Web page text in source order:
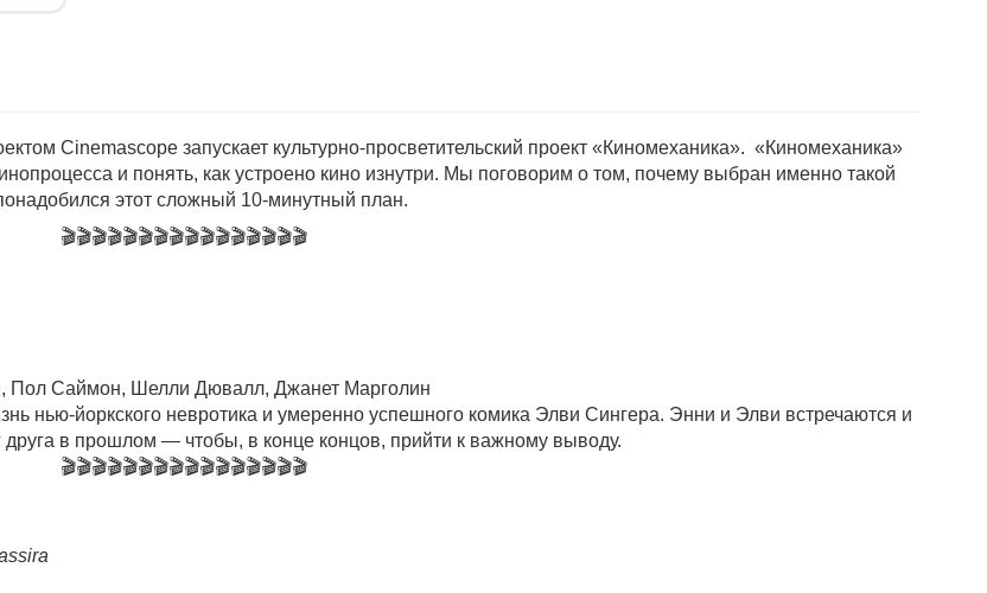
Cinemascope запускает культурно-просветительский проект «Киномеханика». «Киномеханика»
и понять, как устроено кино изнутри. Мы поговорим о том, почему выбран именно такой
этот сложный 10-минутный план.
🎬🎬🎬🎬🎬🎬🎬🎬🎬🎬🎬🎬🎬🎬🎬🎬
Пол Саймон, Шелли Дювалл, Джанет Марголин
нью-йоркского невротика и умеренно успешного комика Элви Сингера. Энни и Элви встречаются и
в прошлом — чтобы, в конце концов, прийти к важному выводу.
🎬🎬🎬🎬🎬🎬🎬🎬🎬🎬🎬🎬🎬🎬🎬🎬